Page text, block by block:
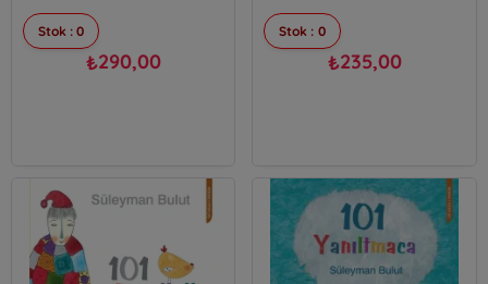
Stok : 0
₺290,00
Stok : 0
₺235,00